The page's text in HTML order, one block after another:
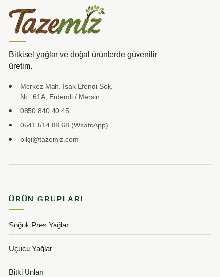
Bitkisel yağlar ve doğal ürünlerde güvenilir
üretim.
Merkez Mah. İsak Efendi Sok.
No: 61A, Erdemli / Mersin
0850 840 40 45
0541 514 88 68 (WhatsApp)
bilgi@tazemiz.com
ÜRÜN GRUPLARI
Soğuk Pres Yağlar
Uçucu Yağlar
Bitki Unları